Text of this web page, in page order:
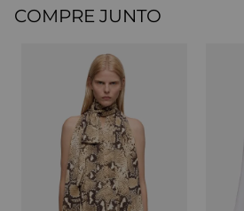
COMPRE JUNTO